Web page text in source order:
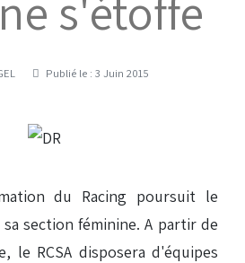
Publié le : 3 Juin 2015
du Racing poursuit le
section féminine. A partir de
le RCSA disposera d'équipes